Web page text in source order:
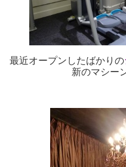
最近オープンしたばかりの
新のマシー